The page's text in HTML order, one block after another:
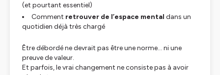
(et pourtant essentiel)
Comment retrouver de l’espace mental dans un
quotidien déjà très chargé
Être débordé ne devrait pas être une norme… ni une
preuve de valeur.
Et parfois, le vrai changement ne consiste pas à avoir